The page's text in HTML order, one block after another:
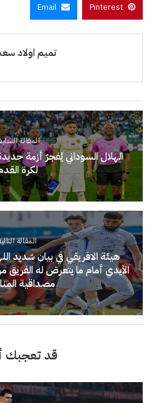
Pinterest
Email
تميم اولاد
المقالة
الهلال السوداني يُفجرّ أزمة
لكرة
المقالة
هيئة الافريقي في بيان شديد
الأيدي أمام ما يتعرض له
مصداقية
قد تعجبك